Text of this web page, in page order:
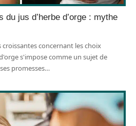
du jus d’herbe d’orge : mythe
concernant les choix
s'impose comme un sujet de
promesses…